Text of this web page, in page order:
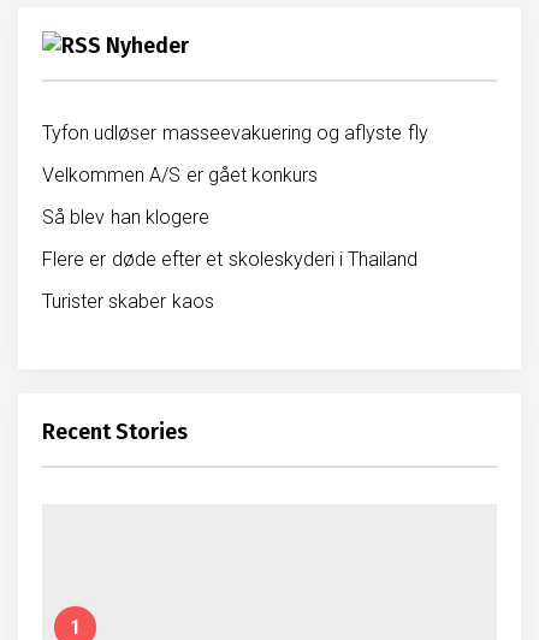
Nyheder
Tyfon udløser masseevakuering og aflyste fly
Velkommen A/S er gået konkurs
Så blev han klogere
Flere er døde efter et skoleskyderi i Thailand
Turister skaber kaos
Recent Stories
1